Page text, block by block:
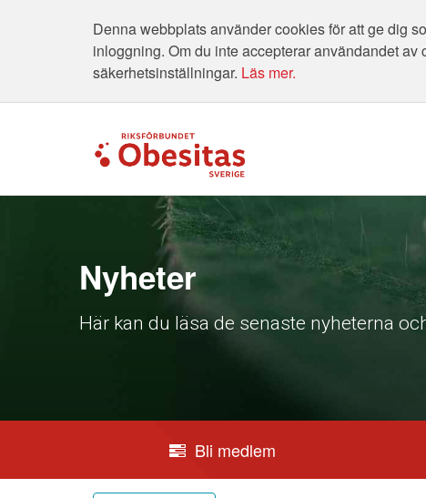
Denna webbplats använder cookies för att ge dig
inloggning. Om du inte accepterar användandet
säkerhetsinställningar. Läs mer.
Nyheter
Här kan du läsa de senaste nyheterna
Bli medlem